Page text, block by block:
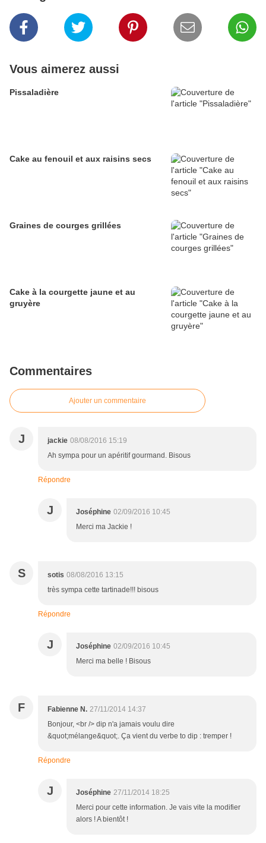
Vous aimerez aussi
Pissaladière
Cake au fenouil et aux raisins secs
Graines de courges grillées
Cake à la courgette jaune et au
gruyère
Commentaires
Ajouter un commentaire
J jackie 08/08/2016 15:19
Ah sympa pour un apéritif gourmand. Bisous
Répondre
J Joséphine 02/09/2016 10:45
Merci ma Jackie !
S sotis 08/08/2016 13:15
très sympa cette tartinade!!! bisous
Répondre
J Joséphine 02/09/2016 10:45
Merci ma belle ! Bisous
F Fabienne N. 27/11/2014 14:37
Bonjour, <br /> dip n'a jamais voulu dire
&quot;mélange&quot;. Ça vient du verbe to dip : tremper !
Répondre
J Joséphine 27/11/2014 18:25
Merci pour cette information. Je vais vite la modifier
alors ! A bientôt !